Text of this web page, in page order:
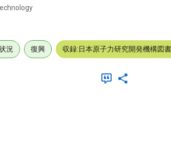
況 復興 収録:日本原子力研究開発機構図